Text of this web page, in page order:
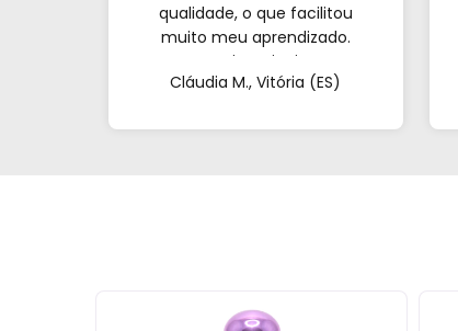
qualidade, o que facilitou
muito meu aprendizado.
Nunca imaginei que
conseguiria resultados tão
de casa. Obrigada!"al no
Cláudia M., Vitória (ES)